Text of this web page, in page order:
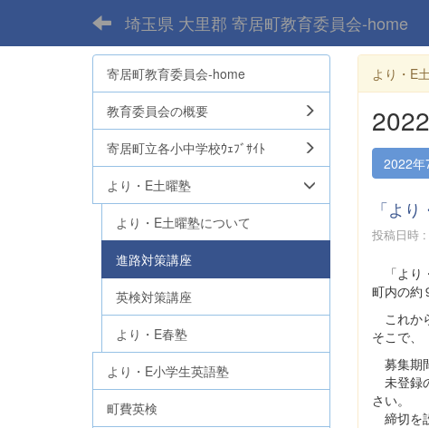
埼玉県 大里郡 寄居町教育委員会-home
より・E
2022年
「よ
投稿日時
「より
町内の約
これか
そこで、
募集期
未登録
さい。
締切を
寄居町教育委員会-home
教育委員会の概要
寄居町立各小中学校ｳｪﾌﾞｻｲﾄ
より・E土曜塾
より・E土曜塾について
進路対策講座
英検対策講座
より・E春塾
より・E小学生英語塾
町費英検